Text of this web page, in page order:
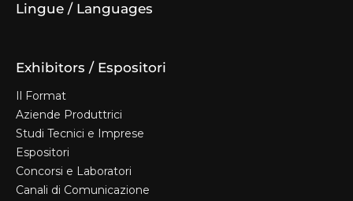
Lingue / Languages
Exhibitors / Espositori
Il Format
Aziende Produttrici
Studi Tecnici e Imprese
Espositori
Concorsi e Laboratori
Canali di Comunicazione